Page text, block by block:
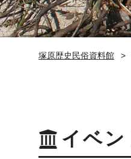
塚原歴史民俗資料館
イベン